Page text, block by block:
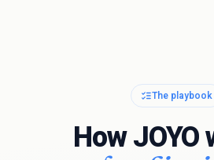
The playbook
How JOYO